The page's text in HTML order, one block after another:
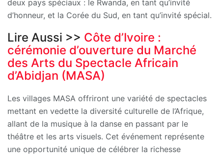
deux pays spéciaux : le Rwanda, en tant qu’invité
d’honneur, et la Corée du Sud, en tant qu’invité spécial.
Lire Aussi >> Côte d’Ivoire :
cérémonie d’ouverture du Marché
des Arts du Spectacle Africain
d’Abidjan (MASA)
Les villages MASA offriront une variété de spectacles
mettant en vedette la diversité culturelle de l’Afrique,
allant de la musique à la danse en passant par le
théâtre et les arts visuels. Cet événement représente
une opportunité unique de célébrer la richesse